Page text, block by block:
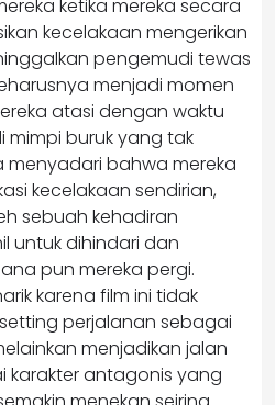
ketika mereka secara
kecelakaan mengerikan
pengemudi tewas
menjadi momen
atasi dengan waktu
mimpi buruk yang tak
menyadari bahwa mereka
kecelakaan sendirian,
sebuah kehadiran
untuk dihindari dan
pun mereka pergi.
karena film ini tidak
perjalanan sebagai
menjadikan jalan
karakter antagonis yang